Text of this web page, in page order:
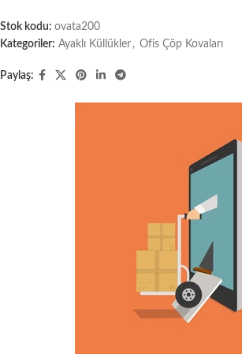
Stok kodu: ovata200
Kategoriler: Ayaklı Küllükler , Ofis Çöp Kovaları
Paylaş: